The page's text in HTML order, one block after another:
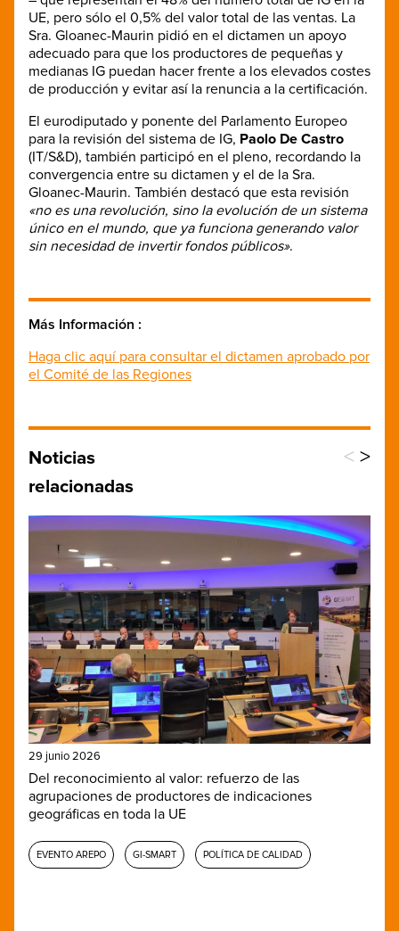
UE, pero sólo el 0,5% del valor total de las ventas. La
Sra. Gloanec-Maurin pidió en el dictamen un apoyo
adecuado para que los productores de pequeñas y
medianas IG puedan hacer frente a los elevados costes
de producción y evitar así la renuncia a la certificación.
El eurodiputado y ponente del Parlamento Europeo
para la revisión del sistema de IG, Paolo De Castro
(IT/S&D), también participó en el pleno, recordando la
convergencia entre su dictamen y el de la Sra.
Gloanec-Maurin. También destacó que esta revisión
«no es una revolución, sino la evolución de un sistema
único en el mundo, que ya funciona generando valor
sin necesidad de invertir fondos públicos».
Más Información :
Haga clic aquí para consultar el dictamen aprobado por
el Comité de las Regiones
Noticias
relacionadas
< >
29 junio 2026
Del reconocimiento al valor: refuerzo de las
agrupaciones de productores de indicaciones
geográficas en toda la UE
EVENTO AREPO GI-SMART POLÍTICA DE CALIDAD